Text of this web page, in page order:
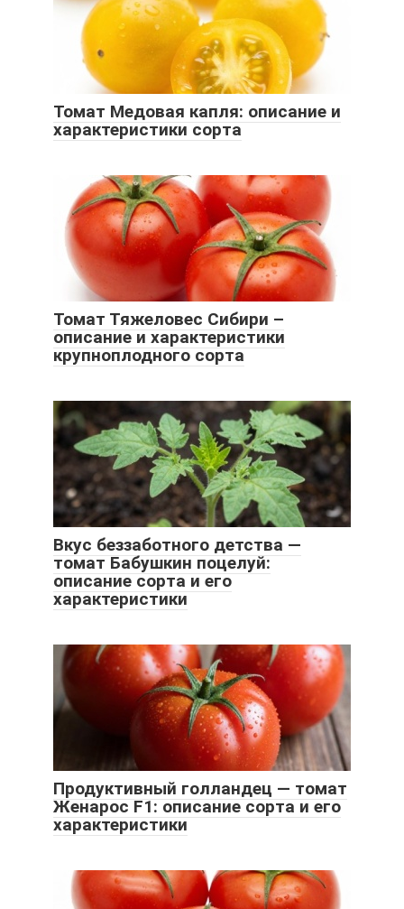
Томат Медовая капля: описание и
характеристики сорта
Томат Тяжеловес Сибири –
описание и характеристики
крупноплодного сорта
Вкус беззаботного детства —
томат Бабушкин поцелуй:
описание сорта и его
характеристики
Продуктивный голландец — томат
Женарос F1: описание сорта и его
характеристики